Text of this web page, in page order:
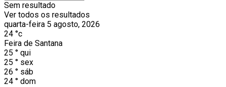
Sem resultado
Ver todos os resultados
quarta-feira 5 agosto, 2026
24 °c
Feira de Santana
25 ° qui
25 ° sex
26 ° sáb
24 ° dom